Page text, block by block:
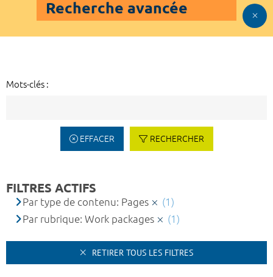
Recherche avancée
Mots-clés :
EFFACER RECHERCHER
FILTRES ACTIFS
Par type de contenu: Pages
(1)
Par rubrique: Work packages
(1)
RETIRER TOUS LES FILTRES